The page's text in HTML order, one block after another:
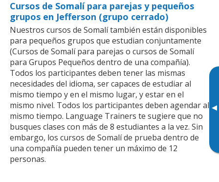
▸
Cursos de Somalí para parejas y pequeños
grupos en Jefferson (grupo cerrado)
Nuestros cursos de Somalí también están disponibles
para pequeños grupos que estudian conjuntamente
(Cursos de Somalí para parejas o cursos de Somalí
para Grupos Pequeños dentro de una compañía).
Todos los participantes deben tener las mismas
necesidades del idioma, ser capaces de estudiar al
mismo tiempo y en el mismo lugar, y estar en el
mismo nivel. Todos los participantes deben agendar al
mismo tiempo. Language Trainers te sugiere que no
busques clases con más de 8 estudiantes a la vez. Sin
embargo, los cursos de Somalí de prueba dentro de
una compañía pueden tener un máximo de 12
personas.